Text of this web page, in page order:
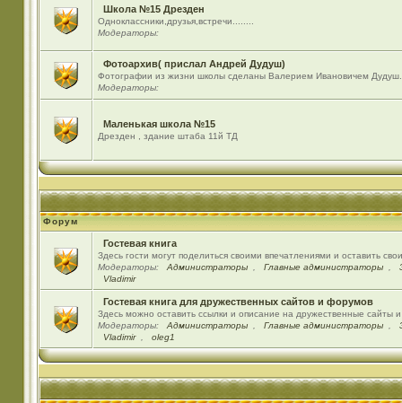
Школа №15 Дрезден
Одноклассники,друзья,встречи........
Модераторы:
Фотоархив( прислал Андрей Дудуш)
Фотографии из жизни школы сделаны Валерием Ивановичем Дудуш.
Модераторы:
Маленькая школа №15
Дрезден , здание штаба 11й ТД
Форум
Гостевая книга
Здесь гости могут поделиться своими впечатлениями и оставить
Модераторы:
Администраторы Главные администраторы
Vladimir
Гостевая книга для дружественных сайтов и форумов
Здесь можно оставить ссылки и описание на дружественные сайты
Модераторы:
Администраторы Главные администраторы
Vladimir
oleg1